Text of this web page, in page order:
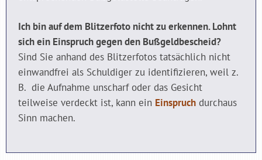
Ich bin auf dem Blitzerfoto nicht zu erkennen. Lohnt
sich ein Einspruch gegen den Bußgeldbescheid?
Sind Sie anhand des Blitzerfotos tatsächlich nicht
einwandfrei als Schuldiger zu identifizieren, weil z.
B. die Aufnahme unscharf oder das Gesicht
teilweise verdeckt ist, kann ein Einspruch durchaus
Sinn machen.